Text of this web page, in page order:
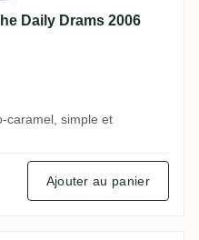
Daily Drams 2006
caramel, simple et
Ajouter au panier